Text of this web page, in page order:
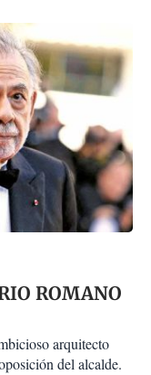
ROMANO
arquitecto
del alcalde.